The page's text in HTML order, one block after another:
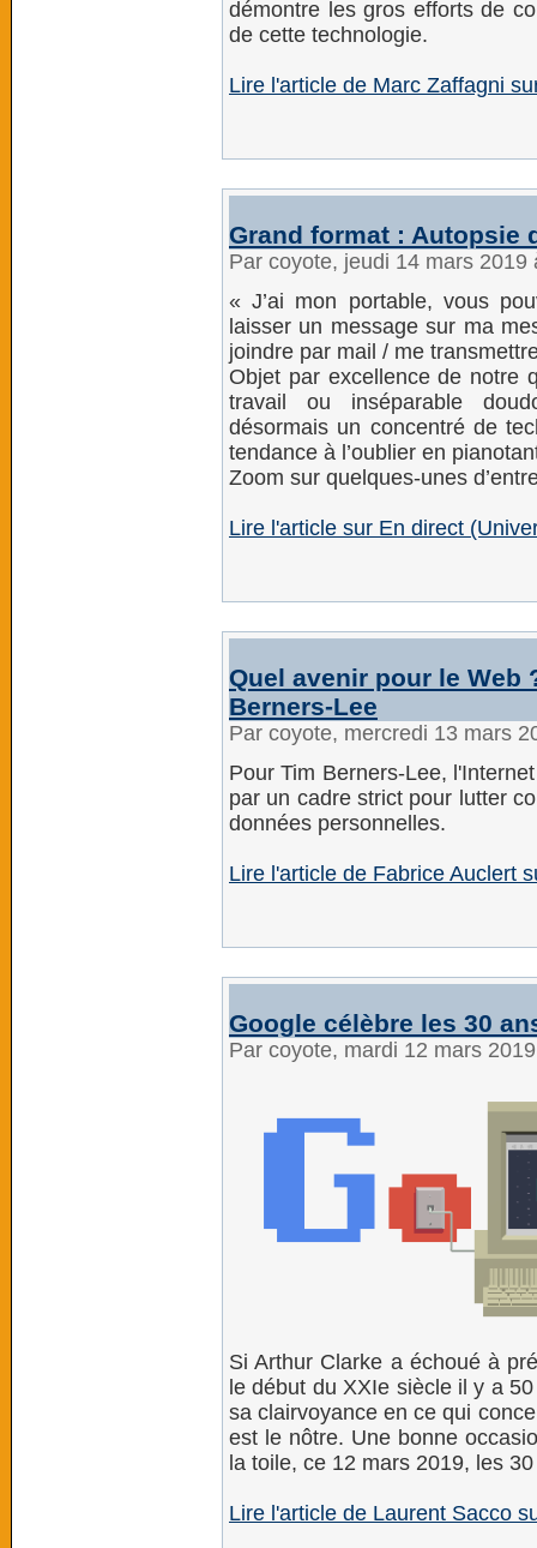
démontre les gros efforts de
de cette technologie.
Lire l'article de Marc Zaffagni
Grand format : Autopsie
Par coyote, jeudi 14 mars
« J’ai mon portable, vous
laisser un message sur ma
joindre par mail / me
Objet par excellence de notre
travail ou inséparable
désormais un concentré de
tendance à l’oublier en
Zoom sur quelques-unes
Lire l'article sur En direct
Quel avenir pour le Web
Berners-Lee
Par coyote, mercredi 13 mars
Pour Tim Berners-Lee,
par un cadre strict pour lutter
données personnelles.
Lire l'article de Fabrice Auclert
Google célèbre les 30
Par coyote, mardi 12 mars
Si Arthur Clarke a échoué à
le début du XXIe siècle il y a
sa clairvoyance en ce qui
est le nôtre. Une bonne
la toile, ce 12 mars 2019, les
Lire l'article de Laurent Sacco